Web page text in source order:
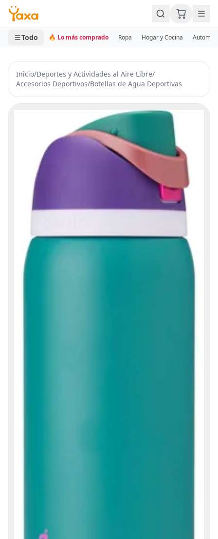
MINI CARRITO
0 productos
Todo 🔥 Lo más comprado Ropa Hogar y Cocina
Inicio/Deportes y Actividades al Aire Libre/
Accesorios Deportivos/Botellas de Agua Deportivas